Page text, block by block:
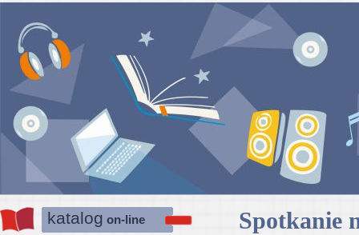
katalog on-line Spotkanie